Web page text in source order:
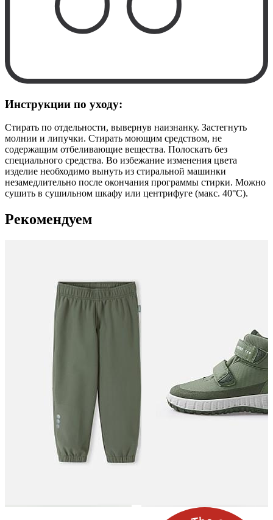
Инструкции по уходу:
Стирать по отдельности, вывернув наизнанку. Застегнуть
молнии и липучки. Стирать моющим средством, не
содержащим отбеливающие вещества. Полоскать без
специального средства. Во избежание изменения цвета
изделие необходимо вынуть из стиральной машинки
незамедлительно после окончания программы стирки. Можно
сушить в сушильном шкафу или центрифуге (макс. 40°C).
Рекомендуем